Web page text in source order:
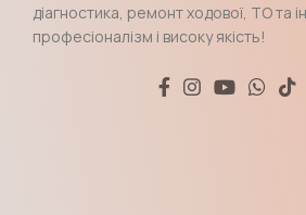
діагностика, ремонт ходової, ТО та
професіоналізм і високу якість!